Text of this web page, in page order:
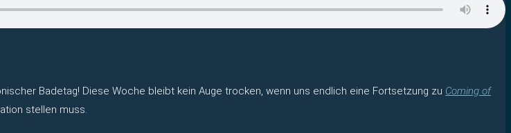
Badetag! Diese Woche bleibt kein Auge trocken, wenn uns endlich eine Fortsetzung zu Coming of
stellen muss.